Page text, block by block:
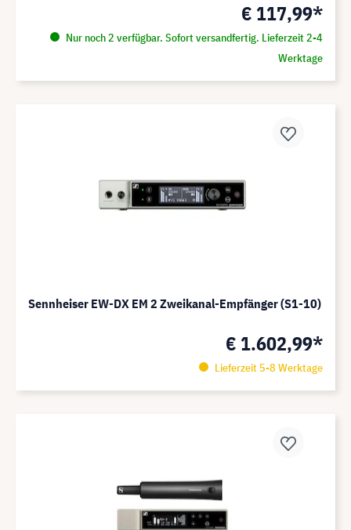
€ 117,99*
Nur noch 2 verfügbar. Sofort versandfertig. Lieferzeit 2-4
Werktage
Sennheiser EW-DX EM 2 Zweikanal-Empfänger (S1-10)
€ 1.602,99*
Lieferzeit 5-8 Werktage